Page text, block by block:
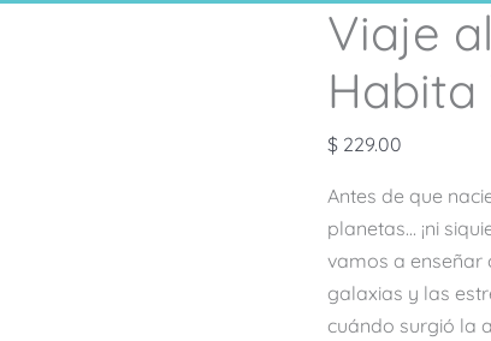
Viaje
Habita
$ 229.00
Antes de que
planetas… ¡ni
vamos a enseñar
galaxias y las
cuándo surgió la
Viaje
al
Universo:
Donde
Habita
cantidad